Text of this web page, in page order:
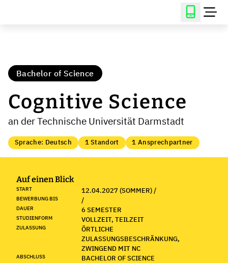
Bachelor of Science
Cognitive Science
an der Technische Universität Darmstadt
Sprache: Deutsch 1 Standort 1 Ansprechpartner
Auf einen Blick
START 12.04.2027 (SOMMER) /
BEWERBUNG BIS /
DAUER 6 SEMESTER
STUDIENFORM VOLLZEIT, TEILZEIT
ZULASSUNG
ÖRTLICHE
ZULASSUNGSBESCHRÄNKUNG,
ZWINGEND MIT NC
ABSCHLUSS BACHELOR OF SCIENCE